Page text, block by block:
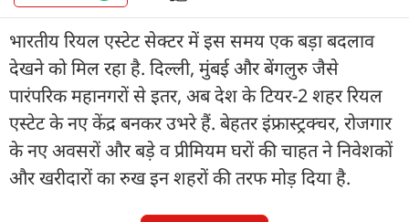
भारतीय रियल एस्टेट सेक्टर में इस समय एक बड़ा बदलाव
देखने को मिल रहा है. दिल्ली, मुंबई और बेंगलुरु जैसे
पारंपरिक महानगरों से इतर, अब देश के टियर-2 शहर रियल
एस्टेट के नए केंद्र बनकर उभरे हैं. बेहतर इंफ्रास्ट्रक्चर, रोजगार
के नए अवसरों और बड़े व प्रीमियम घरों की चाहत ने निवेशकों
और खरीदारों का रुख इन शहरों की तरफ मोड़ दिया है.